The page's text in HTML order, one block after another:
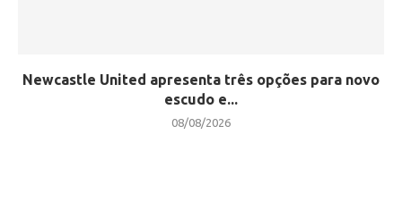
Newcastle United apresenta três opções para novo
escudo e...
08/08/2026